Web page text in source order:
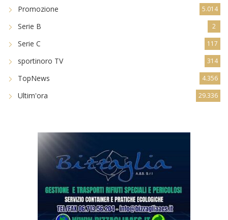
Promozione 5.014
Serie B 2
Serie C 117
sportinoro TV 314
TopNews 4.356
Ultim'ora 29.336